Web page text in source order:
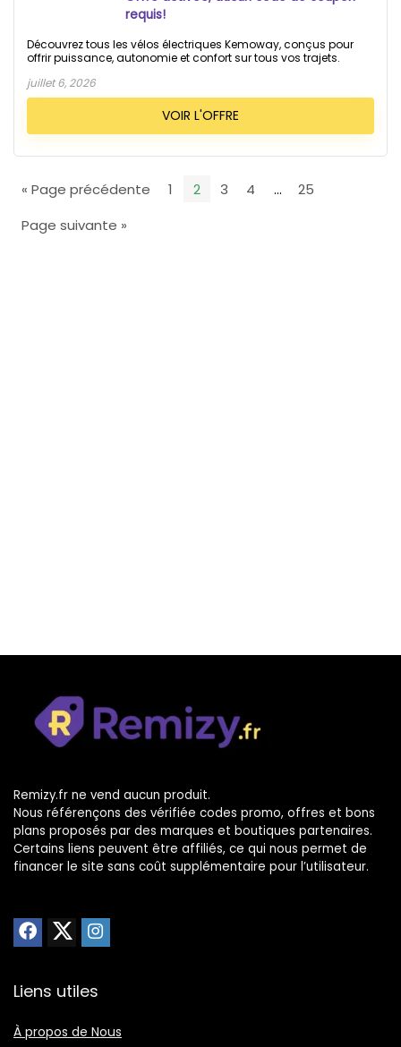
requis!
Découvrez tous les vélos électriques Kemoway, conçus pour
offrir puissance, autonomie et confort sur tous vos trajets.
juillet 6, 2026
VOIR L'OFFRE
« Page précédente 1 2 3 4 …
25
Page suivante »
Remizy.fr ne vend aucun produit.
Nous référençons des vérifiée codes promo, offres et bons
plans proposés par des marques et boutiques partenaires.
Certains liens peuvent être affiliés, ce qui nous permet de
financer le site sans coût supplémentaire pour l’utilisateur.
Liens utiles
À propos de Nous